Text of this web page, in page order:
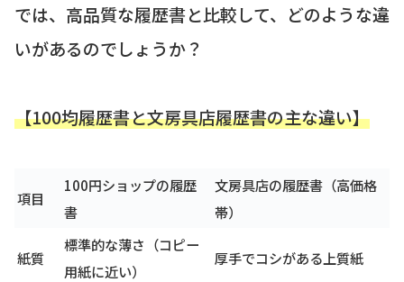
では、高品質な履歴書と比較して、どのような違
いがあるのでしょうか？
【100均履歴書と文房具店履歴書の主な違い】
項目
100円ショップの履歴
書
文房具店の履歴書（高価格
帯）
紙質
標準的な薄さ（コピー
用紙に近い）
厚手でコシがある上質紙